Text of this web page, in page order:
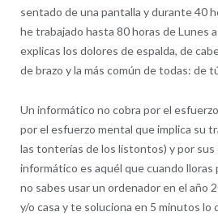
sentado de una pantalla y durante 40
he trabajado hasta 80 horas de Lunes
explicas los dolores de espalda, de
de brazo y la más común de todas: de
Un informático no cobra por el
por el esfuerzo mental que implica su
las tonterías de los listontos) y por sus
informático es aquél que cuando lloras
no sabes usar un ordenador en el año
y/o casa y te soluciona en 5 minutos lo